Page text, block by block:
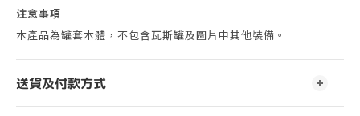
注意事項
本產品為罐套本體，不包含瓦斯罐及圖片中其他裝備。
送貨及付款方式